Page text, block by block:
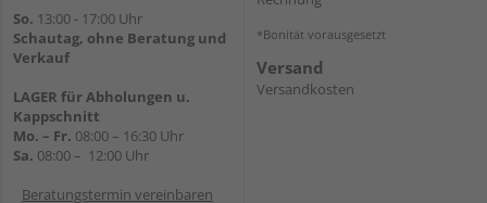
So. 13:00 - 17:00 Uhr
Schautag, ohne Beratung und
Verkauf
LAGER für Abholungen u.
Kappschnitt
Mo. – Fr. 08:00 – 16:30 Uhr
Sa. 08:00 – 12:00 Uhr
Beratungstermin vereinbaren
*Bonität vorausgesetzt
Versand
Versandkosten